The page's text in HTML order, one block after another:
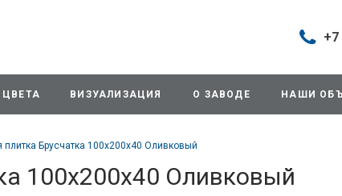
+7
+7
г.
д.11/10
ЦВЕТА ВИЗУАЛИЗАЦИЯ О ЗАВОДЕ НАШИ
плитка Брусчатка 100х200х40 Оливковый
100х200х40 Оливковый